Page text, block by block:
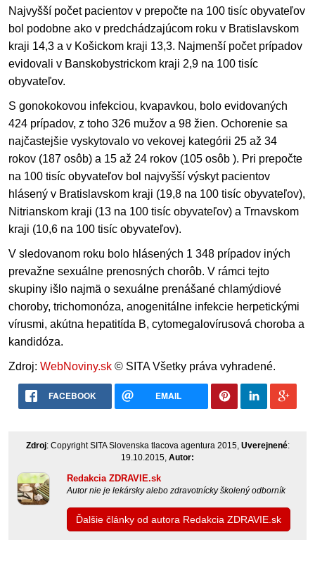
Najvyšší počet pacientov v prepočte na 100 tisíc obyvateľov
bol podobne ako v predchádzajúcom roku v Bratislavskom
kraji 14,3 a v Košickom kraji 13,3. Najmenší počet prípadov
evidovali v Banskobystrickom kraji 2,9 na 100 tisíc
obyvateľov.
S gonokokovou infekciou, kvapavkou, bolo evidovaných
424 prípadov, z toho 326 mužov a 98 žien. Ochorenie sa
najčastejšie vyskytovalo vo vekovej kategórii 25 až 34
rokov (187 osôb) a 15 až 24 rokov (105 osôb ). Pri prepočte
na 100 tisíc obyvateľov bol najvyšší výskyt pacientov
hlásený v Bratislavskom kraji (19,8 na 100 tisíc obyvateľov),
Nitrianskom kraji (13 na 100 tisíc obyvateľov) a Trnavskom
kraji (10,6 na 100 tisíc obyvateľov).
V sledovanom roku bolo hlásených 1 348 prípadov iných
prevažne sexuálne prenosných chorôb. V rámci tejto
skupiny išlo najmä o sexuálne prenášané chlamýdiové
choroby, trichomonóza, anogenitálne infekcie herpetickými
vírusmi, akútna hepatitída B, cytomegalovírusová choroba a
kandidóza.
Zdroj: WebNoviny.sk © SITA Všetky práva vyhradené.
FACEBOOK EMAIL
Zdroj: Copyright SITA Slovenska tlacova agentura 2015, Uverejnené:
19.10.2015, Autor:
Redakcia ZDRAVIE.sk
Autor nie je lekársky alebo zdravotnícky školený odborník
Ďalšie články od autora Redakcia ZDRAVIE.sk